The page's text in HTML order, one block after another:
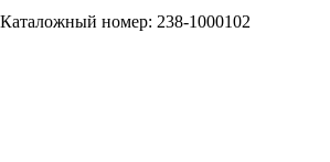
Каталожный номер: 238-1000102